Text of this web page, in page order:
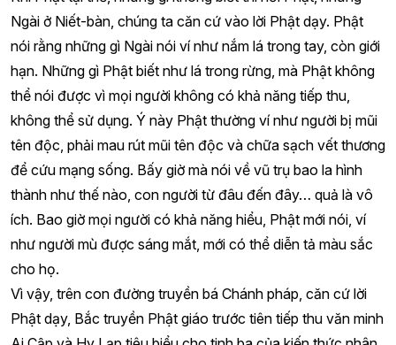
Ngài ở Niết-bàn, chúng ta căn cứ vào lời Phật dạy. Phật
nói rằng những gì Ngài nói ví như nắm lá trong tay, còn giới
hạn. Những gì Phật biết như lá trong rừng, mà Phật không
thể nói được vì mọi người không có khả năng tiếp thu,
không thể sử dụng. Ý này Phật thường ví như người bị mũi
tên độc, phải mau rút mũi tên độc và chữa sạch vết thương
để cứu mạng sống. Bấy giờ mà nói về vũ trụ bao la hình
thành như thế nào, con người từ đâu đến đây… quả là vô
ích. Bao giờ mọi người có khả năng hiểu, Phật mới nói, ví
như người mù được sáng mắt, mới có thể diễn tả màu sắc
cho họ.
Vì vậy, trên con đường truyền bá Chánh pháp, căn cứ lời
Phật dạy, Bắc truyền Phật giáo trước tiên tiếp thu văn minh